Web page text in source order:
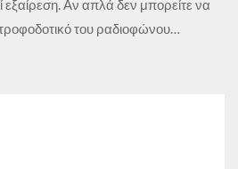
εξαίρεση. Αν απλά δεν μπορείτε να
του ραδιοφώνου…